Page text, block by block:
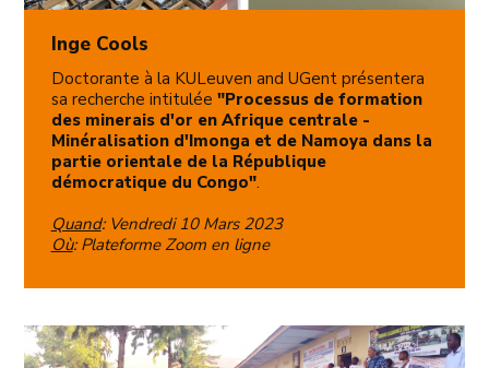
Inge Cools
Doctorante à la KULeuven and UGent présentera
sa recherche intitulée "Processus de formation
des minerais d'or en Afrique centrale -
Minéralisation d'Imonga et de Namoya dans la
partie orientale de la République
démocratique du Congo".
Quand: Vendredi 10 Mars 2023
Où: Plateforme Zoom en ligne